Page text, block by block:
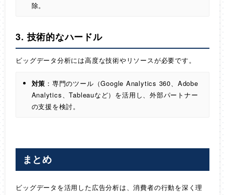
除。
3. 技術的なハードル
ビッグデータ分析には高度な技術やリソースが必要です。
対策 ：専門のツール（Google Analytics 360、Adobe
Analytics、Tableauなど）を活用し、外部パートナー
の支援を検討。
まとめ
ビッグデータを活用した広告分析は、消費者の行動を深く理